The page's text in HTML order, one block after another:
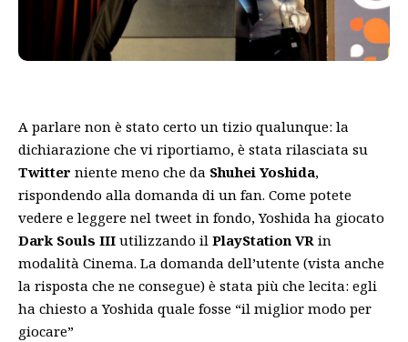
A parlare non è stato certo un tizio qualunque: la
dichiarazione che vi riportiamo, è stata rilasciata su
Twitter niente meno che da Shuhei Yoshida,
rispondendo alla domanda di un fan. Come potete
vedere e leggere nel tweet in fondo, Yoshida ha giocato
Dark Souls III utilizzando il PlayStation VR in
modalità Cinema. La domanda dell’utente (vista anche
la risposta che ne consegue) è stata più che lecita: egli
ha chiesto a Yoshida quale fosse “il miglior modo per
giocare”